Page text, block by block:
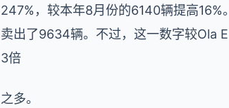
247%，较本年8月份的6140辆提高
卖出了9634辆。不过，这一数字较Ola
3倍
之多。